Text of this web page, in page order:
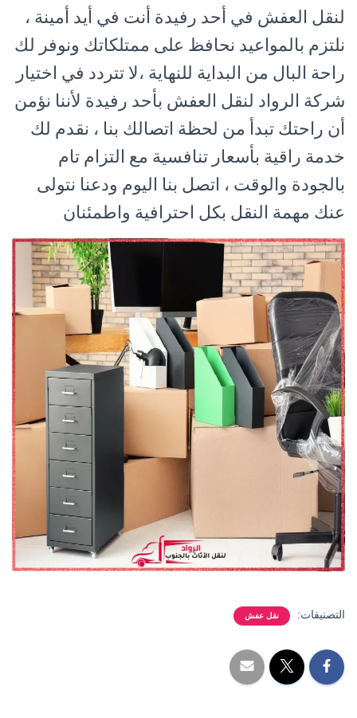
لنقل العفش في أحد رفيدة أنت في أيد أمينة ،
نلتزم بالمواعيد نحافظ على ممتلكاتك ونوفر لك
راحة البال من البداية للنهاية ،لا تتردد في اختيار
شركة الرواد لنقل العفش بأحد رفيدة لأننا نؤمن
أن راحتك تبدأ من لحظة اتصالك بنا ، نقدم لك
خدمة راقية بأسعار تنافسية مع التزام تام
بالجودة والوقت ، اتصل بنا اليوم ودعنا نتولى
عنك مهمة النقل بكل احترافية واطمئنان
التصنيفات: نقل عفش